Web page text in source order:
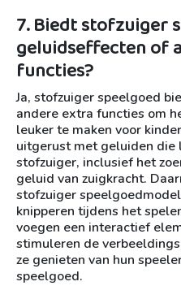
7. Biedt stofzuiger
geluidseffecten of
functies?
Ja, stofzuiger speelgoed
andere extra functies om
leuker te maken voor
uitgerust met geluiden die
stofzuiger, inclusief het
geluid van zuigkracht.
stofzuiger
knipperen tijdens het
voegen een interactief
stimuleren de
ze genieten van hun
speelgoed.